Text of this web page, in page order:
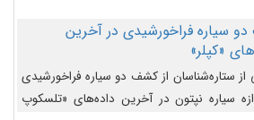
سیاره فراخورشیدی در آخرین
«کپلر»
ستاره‌شناسان از کشف دو سیاره فراخورشیدی
سیاره نپتون در آخرین داده‌های «تلسکوپ